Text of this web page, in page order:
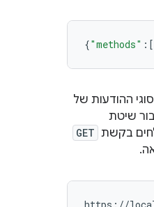
{"methods" :[
ההודעות של
שיטת
בקשת GET